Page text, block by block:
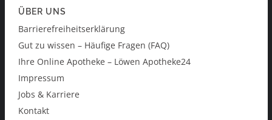
ÜBER UNS
Barrierefreiheitserklärung
Gut zu wissen – Häufige Fragen (FAQ)
Ihre Online Apotheke – Löwen Apotheke24
Impressum
Jobs & Karriere
Kontakt